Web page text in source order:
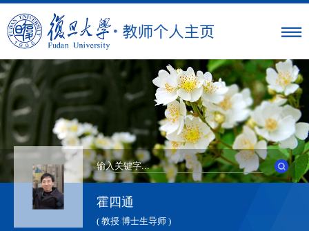
霍四通
( 教授 博士生导师 )